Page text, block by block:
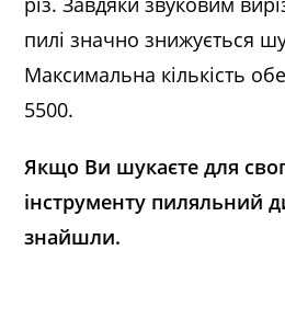
пилі значно знижується
Максимальна кількість
5500.
Якщо Ви шукаєте для
інструменту пиляльний
знайшли.